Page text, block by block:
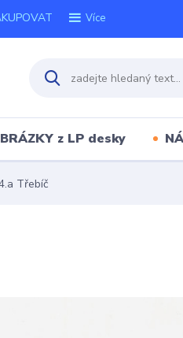
Více
z LP desky
Třebíč